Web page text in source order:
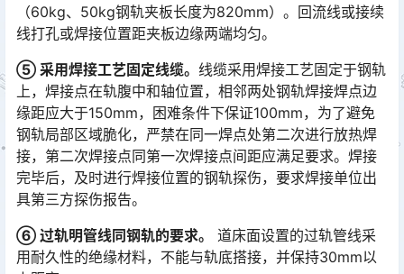
（60kg、50kg钢轨夹板长度为820mm）。回流线或接续
线打孔或焊接位置距夹板边缘两端均匀。󠅅󠅃󠄵󠅂󠄪󠇖󠆨󠆨󠇕󠆞󠆒󠅬󠇘󠆭󠆘󠇙󠆝󠅵󠇗󠆭󠆁󠄐󠇗󠅹󠅸󠇖󠆍󠅳󠇖󠅹󠅰󠇖󠆌󠅹
⑤ 采用焊接工艺固定线缆。 线缆采用焊接工艺固定于钢轨
上，焊接点在轨腹中和轴位置，相邻两处钢轨焊接焊点边
缘距应大于150mm，困难条件下保证100mm，为了避免
钢轨局部区域脆化，严禁在同一焊点处第二次进行放热焊
接，第二次焊接点同第一次焊接点间距应满足要求。焊接
完毕后，及时进行焊接位置的钢轨探伤，要求焊接单位出
具第三方探伤报告。󠅅󠅃󠄵󠅂󠄪󠇖󠆨󠆨󠇕󠆞󠆒󠅬󠇘󠆭󠆘󠇙󠆝󠅵󠇗󠆭󠆁󠄐󠇗󠅹󠅸󠇖󠆍󠅳󠇖󠅹󠅰󠇖󠆌󠅹
⑥ 过轨明管线同钢轨的要求。
道床面设置的过轨管线采
用耐久性的绝缘材料，不能与轨底搭接，并保持30mm以